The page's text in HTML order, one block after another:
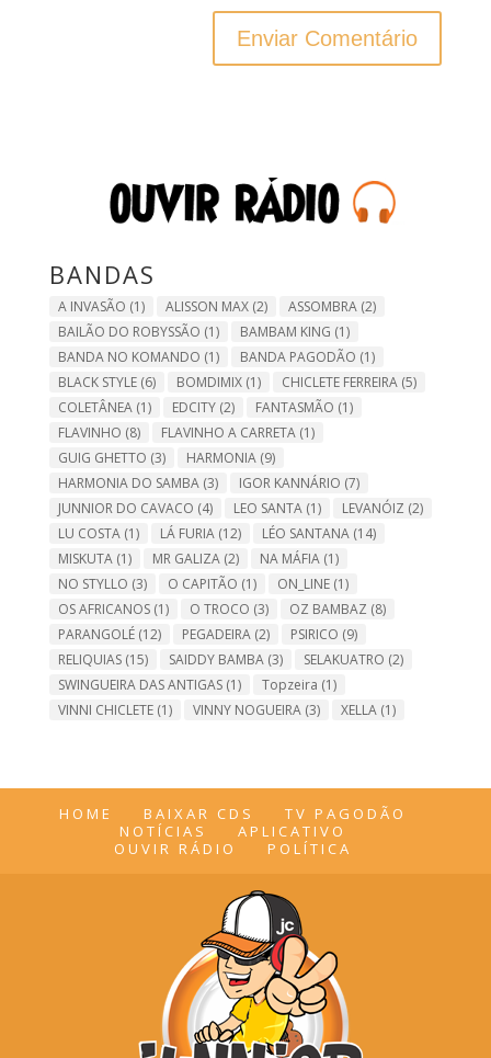
BANDAS
A INVASÃO (1) ALISSON MAX(2) ASSOMBRA(2)
BAILÃO DO ROBYSSÃO (1) BAMBAM KING (1)
BANDA NO KOMANDO (1) BANDA PAGODÃO (1)
BLACK STYLE(6) BOMDIMIX(1) CHICLETE FERREIRA(5)
COLETÂNEA(1) EDCITY(2) FANTASMÃO (1)
FLAVINHO (8) FLAVINHO A CARRETA(1)
GUIG GHETTO (3) HARMONIA(9)
HARMONIA DO SAMBA(3) IGOR KANNÁRIO (7)
JUNNIOR DO CAVACO (4) LEO SANTA(1) LEVANÓIZ (2)
LU COSTA(1) LÁ FURIA(12) LÉO SANTANA(14)
MISKUTA(1) MR GALIZA(2) NA MÁFIA(1)
NO STYLLO (3) O CAPITÃO (1) ON_LINE(1)
OS AFRICANOS(1) O TROCO (3) OZ BAMBAZ (8)
PARANGOLÉ(12) PEGADEIRA(2) PSIRICO (9)
RELIQUIAS(15) SAIDDY BAMBA(3) SELAKUATRO (2)
SWINGUEIRA DAS ANTIGAS(1) Topzeira (1)
VINNI CHICLETE(1) VINNY NOGUEIRA(3) XELLA(1)
HOME BAIXAR CDS
TV PAGODÃO
NOTÍCIAS
APLICATIVO
OUVIR RÁDIO
POLÍTICA